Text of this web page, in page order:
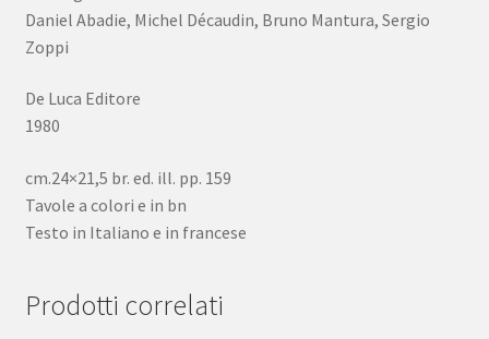
Daniel Abadie, Michel Décaudin, Bruno Mantura, Sergio
Zoppi
De Luca Editore
1980
cm.24×21,5 br. ed. ill. pp. 159
Tavole a colori e in bn
Testo in Italiano e in francese
Prodotti correlati